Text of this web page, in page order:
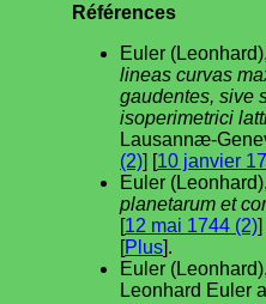
Références
Euler (Leonhard),
lineas curvas
gaudentes, sive
isoperimetrici
Lausannæ-
(2)] [10 janvier
Euler (Leonhard),
planetarum et
[12 mai 1744 (2)]
[Plus].
Euler
Leonhard Euler